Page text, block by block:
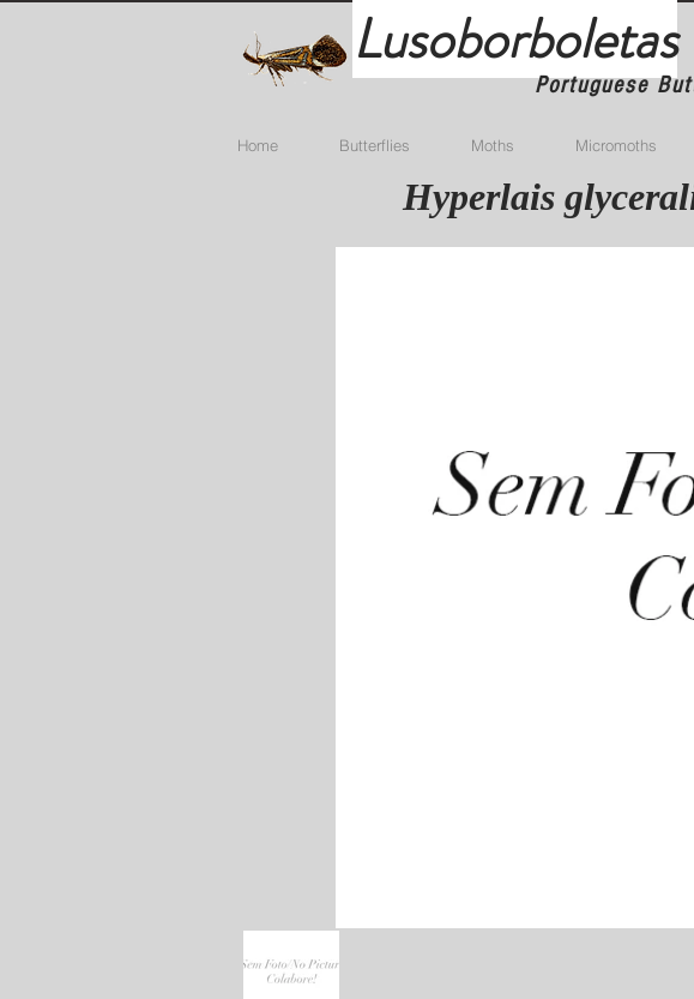
Lusoborboletas
Portuguese
Home Butterflies Moths Micromoths
Hyperlais